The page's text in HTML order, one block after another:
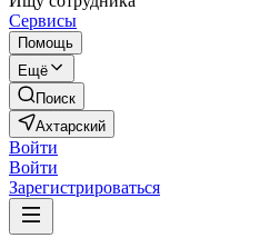
Сервисы
Помощь
Ещё
Поиск
Ахтарский
Войти
Войти
Зарегистрироваться